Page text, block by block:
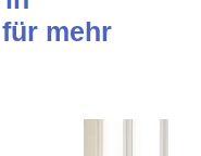
mehr